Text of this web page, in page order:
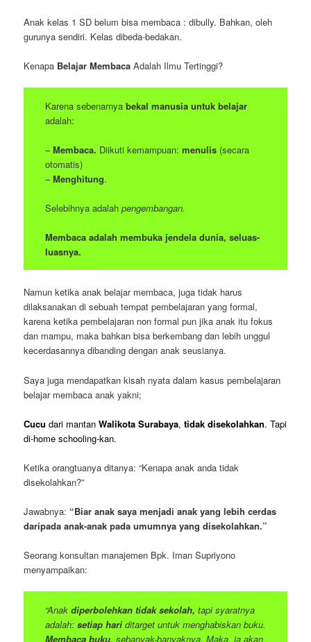
Anak kelas 1 SD belum bisa membaca : dibully. Bahkan, oleh
gurunya sendiri. Kelas dibeda-bedakan.
Kenapa Belajar Membaca Adalah Ilmu Tertinggi?
Karena sebenarnya bekal manusia untuk belajar
adalah:
–Membaca. Diikuti kemampuan: menulis(secara
otomatis)
–Menghitung.
Selebihnya adalahpengembangan.
Membaca adalah membuka jendela dunia, seluas-
luasnya.
Namun ketika anak belajar membaca, juga tidak harus
dilaksanakan di sebuah tempat pembelajaran yang formal,
karena ketika pembelajaran non formal pun jika anak itu fokus
dan mampu, maka bahkan bisa berkembang dan lebih unggul
kecerdasannya dibanding dengan anak seusianya.
Saya juga mendapatkan kisah nyata dalam kasus pembelajaran
belajar membaca anak yakni;
Cucu dari mantanWalikota Surabaya,tidak disekolahkan. Tapi
di-home schooling-kan.
Ketika orangtuanya ditanya: “Kenapa anak anda tidak
disekolahkan?”
Jawabnya: “Biar anak saya menjadi anak yang lebih cerdas
daripada anak-anak pada umumnya yang disekolahkan.”
Seorang konsultan manajemen Bpk. Iman Supriyono
menyampaikan:
“Anakdiperbolehkan tidak sekolah, tapi syaratnya
adalah: setiap hari ditarget untuk menghabiskan buku.
Membaca buku, sebanyak-banyaknya. Maka, ia akan